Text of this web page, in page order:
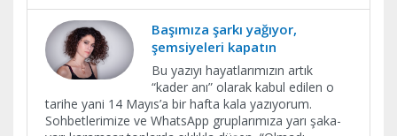
Başımıza şarkı yağıyor,
şemsiyeleri kapatın
Bu yazıyı hayatlarımızın artık
“kader anı” olarak kabul edilen o
tarihe yani 14 Mayıs’a bir hafta kala yazıyorum.
Sohbetlerimize ve WhatsApp gruplarımıza yarı şaka-